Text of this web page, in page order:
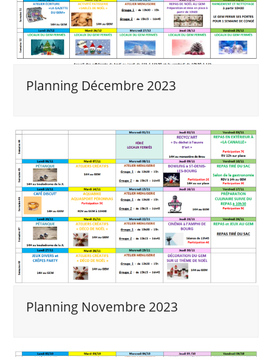
Planning Décembre 2023
Planning Novembre 2023